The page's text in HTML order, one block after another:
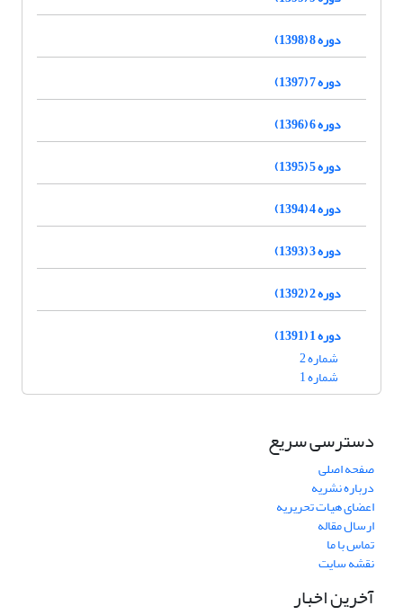
دوره 8 (1398)
دوره 7 (1397)
دوره 6 (1396)
دوره 5 (1395)
دوره 4 (1394)
دوره 3 (1393)
دوره 2 (1392)
دوره 1 (1391)
شماره 2
شماره 1
دسترسی سریع
صفحه اصلی
درباره نشریه
اعضای هیات تحریریه
ارسال مقاله
تماس با ما
نقشه سایت
آخرین اخبار